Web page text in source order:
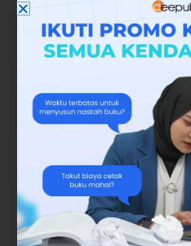
Klik judul jurnal
Document”
dalam jurnal
keseluruhan dan
diunduh,
yang aktif di layar
di klik untuk
2. Download Jurnal
ScienceDirect